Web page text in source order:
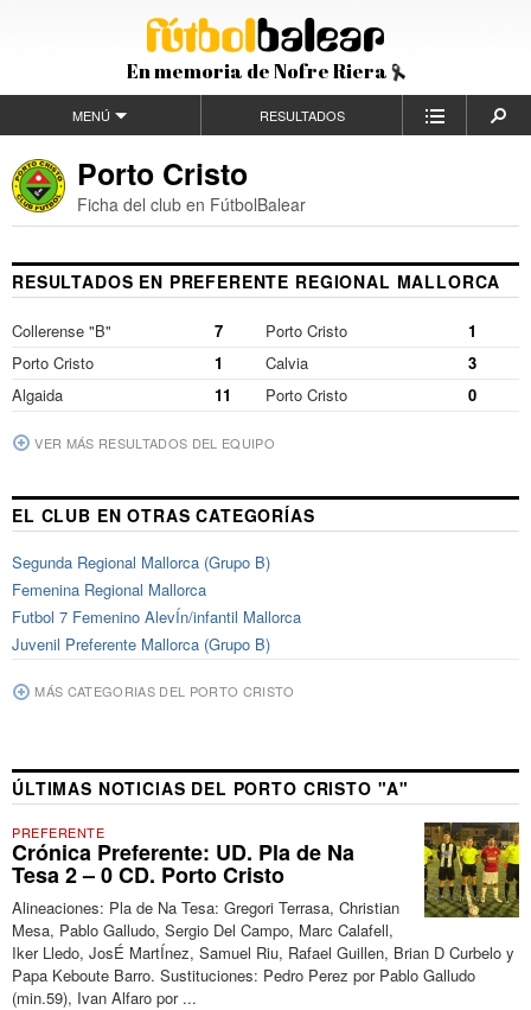
En memoria de Nofre Riera
MENÚ RESULTADOS
Porto Cristo
Ficha del club en FútbolBalear
RESULTADOS EN PREFERENTE REGIONAL MALLORCA
Collerense "B" 7 Porto Cristo
1
Porto Cristo
1 Calvia
3
Algaida
11 Porto Cristo 0
VER MÁS RESULTADOS DEL EQUIPO
EL CLUB EN OTRAS CATEGORÍAS
Segunda Regional Mallorca (Grupo B)
Femenina Regional Mallorca
Futbol 7 Femenino AlevÍn/infantil Mallorca
Juvenil Preferente Mallorca (Grupo B)
MÁS CATEGORIAS DEL PORTO CRISTO
ÚLTIMAS NOTICIAS DEL PORTO CRISTO "A"
PREFERENTE
Crónica Preferente: UD. Pla de Na
Tesa 2 – 0 CD. Porto Cristo
Alineaciones: Pla de Na Tesa: Gregori Terrasa, Christian
Mesa, Pablo Galludo, Sergio Del Campo, Marc Calafell,
Iker Lledo, JosÉ MartÍnez, Samuel Riu, Rafael Guillen, Brian D Curbelo y
Papa Keboute Barro. Sustituciones: Pedro Perez por Pablo Galludo
(min.59), Ivan Alfaro por ...